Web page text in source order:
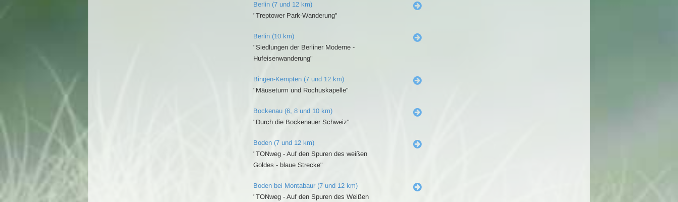
Berlin (7 und 12 km)
"Treptower Park-Wanderung"
Berlin (10 km)
"Siedlungen der Berliner Moderne -
Hufeisenwanderung"
Bingen-Kempten (7 und 12 km)
"Mäuseturm und Rochuskapelle"
Bockenau (6, 8 und 10 km)
"Durch die Bockenauer Schweiz"
Boden (7 und 12 km)
"TONweg - Auf den Spuren des weißen
Goldes - blaue Strecke"
Boden bei Montabaur (7 und 12 km)
"TONweg - Auf den Spuren des Weißen